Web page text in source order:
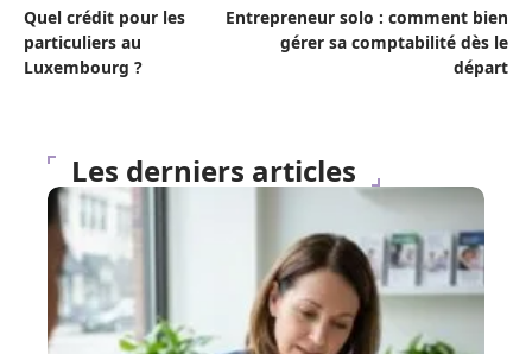
Quel crédit pour les
particuliers au
Luxembourg ?
Entrepreneur solo : comment bien
gérer sa comptabilité dès le
départ
Les derniers articles